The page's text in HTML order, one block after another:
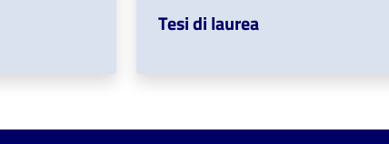
Tesi di laurea